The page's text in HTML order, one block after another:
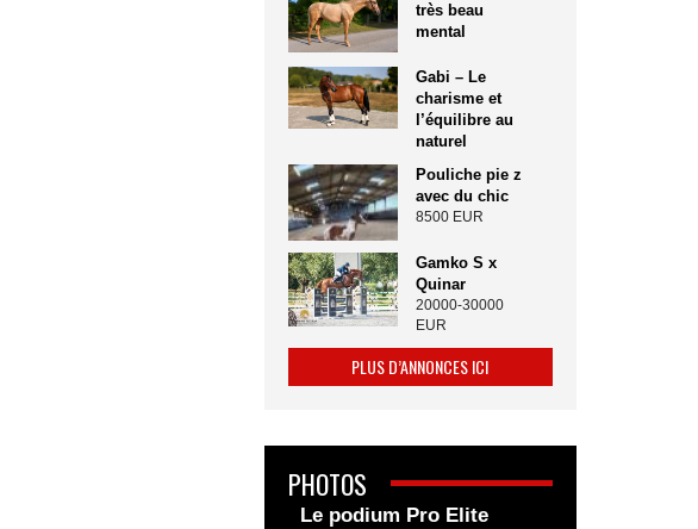
très beau
mental
Gabi – Le
charisme et
l’équilibre au
naturel
Pouliche pie z
avec du chic
8500 EUR
Gamko S x
Quinar
20000-30000
EUR
PLUS D’ANNONCES ICI
PHOTOS
Le podium Pro Elite